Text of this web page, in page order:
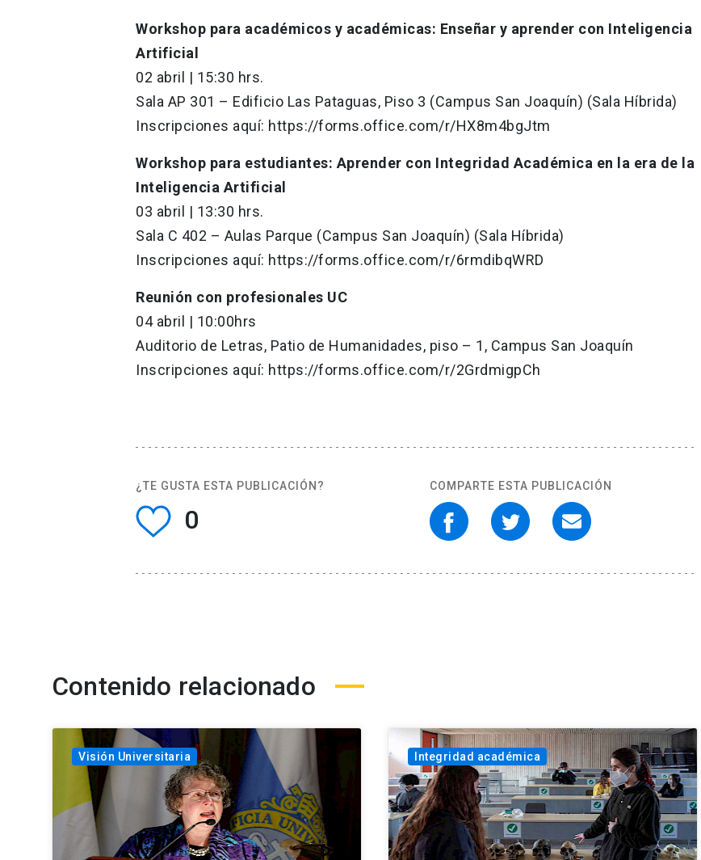
Workshop para académicos y académicas: Enseñar y aprender con Inteligencia
Artificial
02 abril | 15:30 hrs.
Sala AP 301 – Edificio Las Pataguas, Piso 3 (Campus San Joaquín) (Sala Híbrida)
Inscripciones aquí: https://forms.office.com/r/HX8m4bgJtm
Workshop para estudiantes: Aprender con Integridad Académica en la era de la
Inteligencia Artificial
03 abril | 13:30 hrs.
Sala C 402 – Aulas Parque (Campus San Joaquín) (Sala Híbrida)
Inscripciones aquí: https://forms.office.com/r/6rmdibqWRD
Reunión con profesionales UC
04 abril | 10:00hrs
Auditorio de Letras, Patio de Humanidades, piso – 1, Campus San Joaquín
Inscripciones aquí: https://forms.office.com/r/2GrdmigpCh
¿TE GUSTA ESTA PUBLICACIÓN?
0
COMPARTE ESTA PUBLICACIÓN
Contenido relacionado
Visión Universitaria Integridad académica